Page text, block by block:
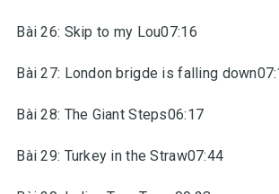
Bài 26: Skip to my Lou07:16
Bài 27: London brigde is falling
Bài 28: The Giant Steps06:17
Bài 29: Turkey in the Straw07:44